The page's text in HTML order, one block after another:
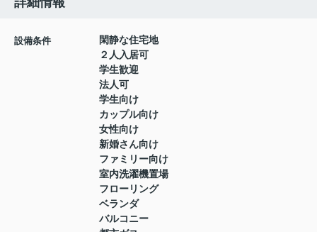
設備条件
閑静な住宅地
２人入居可
学生歓迎
法人可
学生向け
カップル向け
女性向け
新婚さん向け
ファミリー向け
室内洗濯機置場
フローリング
ベランダ
バルコニー